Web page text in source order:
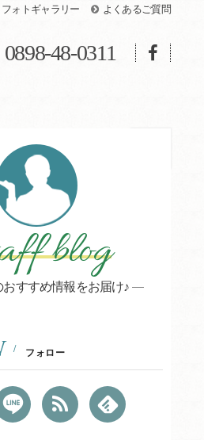
フォトギャラリー よくあるご質問
0898-48-0311
blog
おすすめ情報をお届け♪
フォロー